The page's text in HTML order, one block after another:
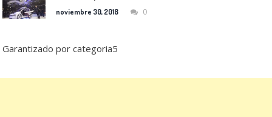
noviembre 30, 2018 0
Garantizado por categoria5